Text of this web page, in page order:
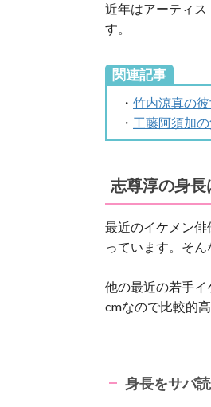
近年はアーティ
す。
関連記事
・ 竹内涼真の
・ 工藤阿須加
志尊淳の身長
最近のイケメン
っています。そん
他の最近の若手
cmなので比較的
身長をサバ